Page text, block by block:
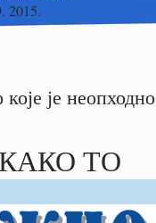
2015.
је неопходно
ТО